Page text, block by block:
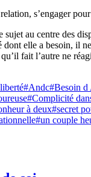
sujet au centre des
elle a besoin, il
fait l’autre ne
#Andc#Besoin d
#Complicité
à deux#secret
#un couple